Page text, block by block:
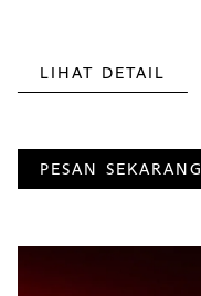
LIHAT DETAIL
PESAN SEKARANG